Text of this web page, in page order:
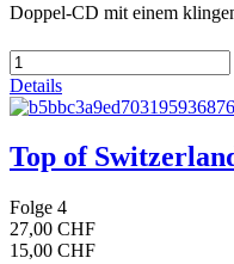
Doppel-CD mit einem
Details
Top of
Folge 4
27,00 CHF
15,00 CHF